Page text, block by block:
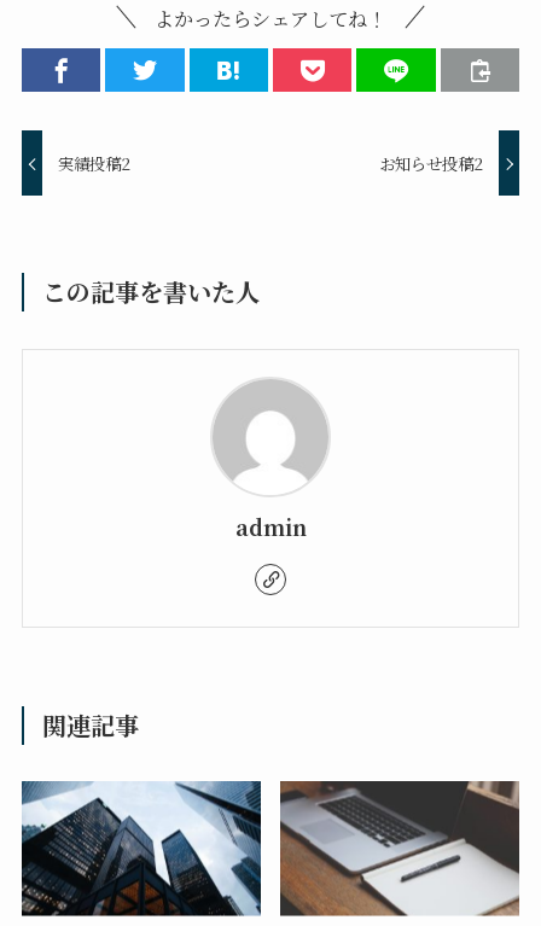
よかったらシェアしてね！
実績投稿2 お知らせ投稿2
この記事を書いた人
admin
関連記事